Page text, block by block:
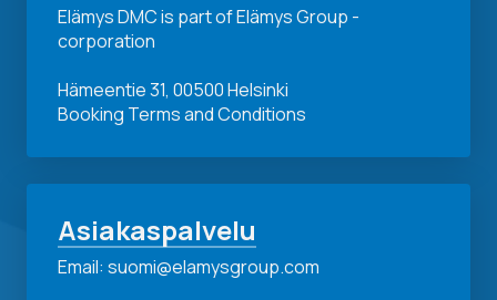
Elämys DMC is part of Elämys Group -
corporation
Hämeentie 31, 00500 Helsinki
Booking Terms and Conditions
Asiakaspalvelu
Email: suomi@elamysgroup.com